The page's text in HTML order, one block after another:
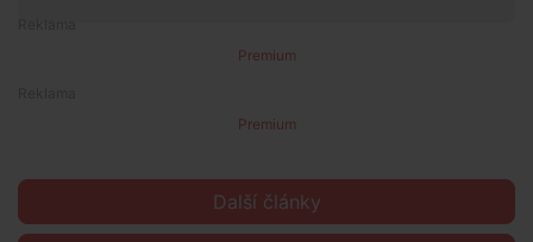
Premium
Premium
Další články